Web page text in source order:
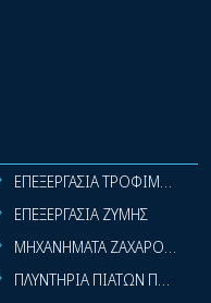
ΕΠΕΞΕΡΓΑΣΙΑ ΤΡΟΦΙΜΩΝ
ΕΠΕΞΕΡΓΑΣΙΑ ΖΥΜΗΣ
ΜΗΧΑΝΗΜΑΤΑ
ΠΛΥΝΤΗΡΙΑ ΠΙΑΤΩΝ